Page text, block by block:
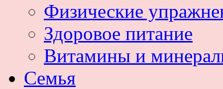
Физические
Здоровое питание
Витамины и
Семья